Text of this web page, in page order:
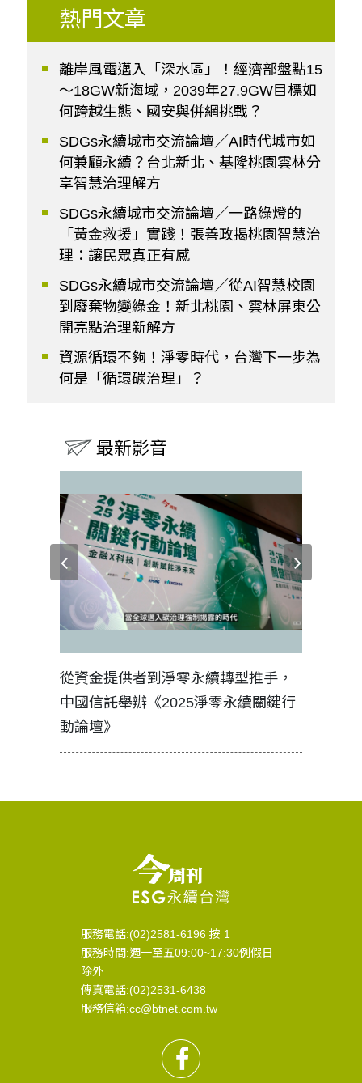
熱門文章
離岸風電邁入「深水區」！經濟部盤點15
～18GW新海域，2039年27.9GW目標如
何跨越生態、國安與併網挑戰？
SDGs永續城市交流論壇／AI時代城市如
何兼顧永續？台北新北、基隆桃園雲林分
享智慧治理解方
SDGs永續城市交流論壇／一路綠燈的
「黃金救援」實踐！張善政揭桃園智慧治
理：讓民眾真正有感
SDGs永續城市交流論壇／從AI智慧校園
到廢棄物變綠金！新北桃園、雲林屏東公
開亮點治理新解方
資源循環不夠！淨零時代，台灣下一步為
何是「循環碳治理」？
最新影音
從資金提供者到淨零永續轉型推手，
中國信託舉辦《2025淨零永續關鍵行
動論壇》
服務電話:(02)2581-6196 按 1
服務時間:週一至五09:00~17:30例假日
除外
傳真電話:(02)2531-6438
服務信箱:cc@btnet.com.tw